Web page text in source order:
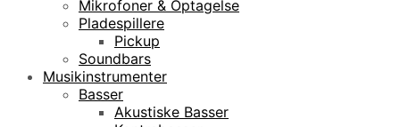
Mikrofoner & Optagelse
Pladespillere
Pickup
Soundbars
Musikinstrumenter
Basser
Akustiske Basser